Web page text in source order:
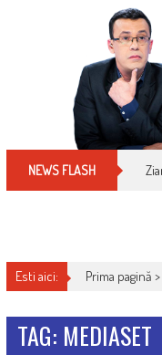
NEWS FLASH
Esti aici: Prima pagină >
TAG: MEDIASET